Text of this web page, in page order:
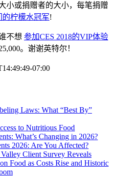
小或捐赠者的大小，每笔捐赠
的柠檬水冠军!
不想 参加CES 2018的VIP体验
。谢谢英特尔！
07:00
Laws: What “Best By”
to Nutritious Food
What’s Changing in 2026?
2026: Are You Affected?
Client Survey Reveals
Food as Costs Rise and Historic